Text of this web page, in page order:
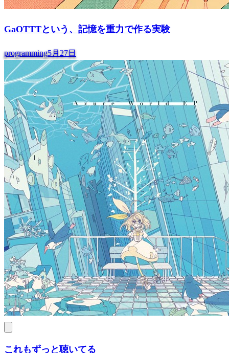
GaOTTTという、記憶を重力で作る実験
programming5月27日
これもずっと聴いてる